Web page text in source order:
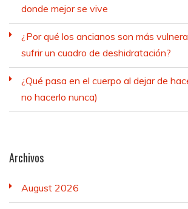
donde mejor se vive
¿Por qué los ancianos son más
sufrir un cuadro de deshidratación?
¿Qué pasa en el cuerpo al dejar de
no hacerlo nunca)
Archivos
August 2026